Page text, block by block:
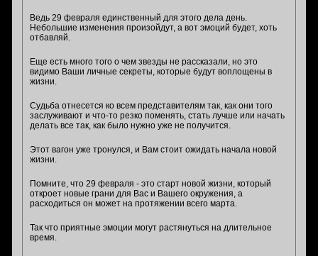
Ведь 29 февраля единственный для этого дела день.
Небольшие изменения произойдут, а вот эмоций будет, хоть
отбавляй.
Еще есть много того о чем звезды не рассказали, но это
видимо Ваши личные секреты, которые будут воплощены в
жизни.
Судьба отнесется ко всем представителям так, как они того
заслуживают и что-то резко поменять, стать лучше или начать
делать все так, как было нужно уже не получится.
Этот вагон уже тронулся, и Вам стоит ожидать начала новой
жизни.
Помните, что 29 февраля - это старт новой жизни, который
откроет новые грани для Вас и Вашего окружения, а
расходиться он может на протяжении всего марта.
Так что приятные эмоции могут растянуться на длительное
время.